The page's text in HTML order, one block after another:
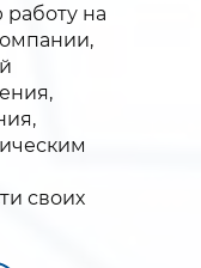
на
своих